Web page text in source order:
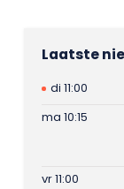
Laatste
di 11:00
ma 10:15
vr 11:00